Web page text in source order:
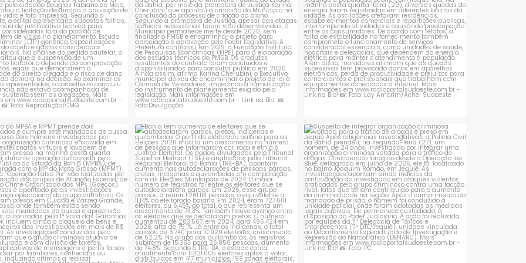
do MPBA e MPMT prende dois
investigados e...
1 0
Bahia tem aumento de eleitores que se
autodeclaram...
1 0
Suspeito de integrar organização criminosa
voltada...
1 0